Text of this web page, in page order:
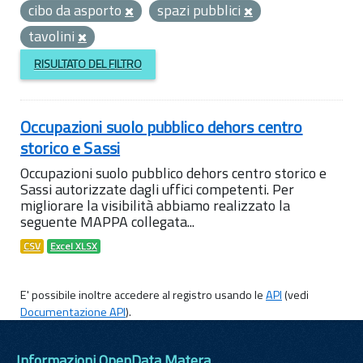
cibo da asporto
spazi pubblici
tavolini
RISULTATO DEL FILTRO
Occupazioni suolo pubblico dehors centro
storico e Sassi
Occupazioni suolo pubblico dehors centro storico e
Sassi autorizzate dagli uffici competenti. Per
migliorare la visibilità abbiamo realizzato la
seguente MAPPA collegata...
CSV Excel XLSX
E' possibile inoltre accedere al registro usando leAPI(vedi
Documentazione API).